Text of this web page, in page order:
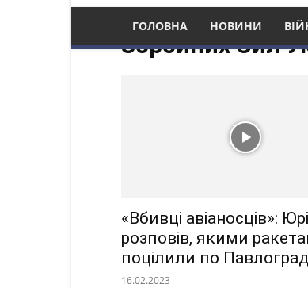
ГОЛОВНА НОВИНИ
Тег: речник
Збройних Сил
«Вбивці авіаносців»:
розповів, якими
поцілили по
16.02.2023